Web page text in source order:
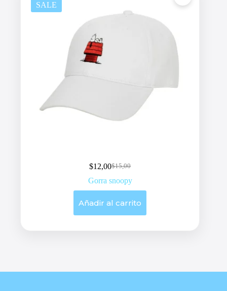
SALE
$15,00
Original
price
$12,00Current
price
Gorra snoopy
Añadir al carrito